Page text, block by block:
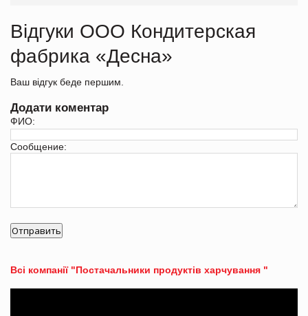
Відгуки ООО Кондитерская
фабрика «Десна»
Ваш відгук беде першим.
Додати коментар
ФИО:
Сообщение:
Всі компанії "Постачальники продуктів харчування "